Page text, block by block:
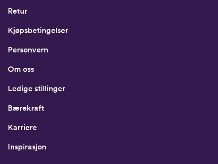
Retur
Kjøpsbetingelser
Personvern
Om oss
Ledige stillinger
Bærekraft
Karriere
Inspirasjon